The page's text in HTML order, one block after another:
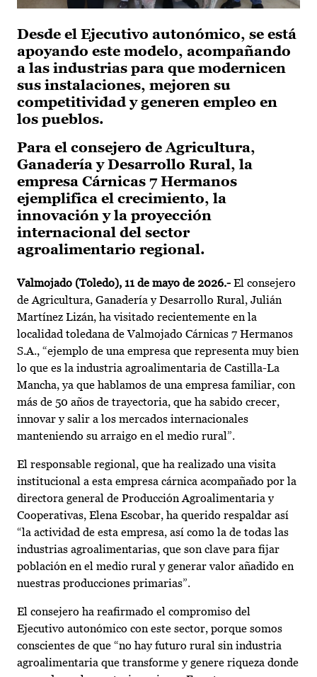
Desde el Ejecutivo autonómico, se está
apoyando este modelo, acompañando
a las industrias para que modernicen
sus instalaciones, mejoren su
competitividad y generen empleo en
los pueblos.
Para el consejero de Agricultura,
Ganadería y Desarrollo Rural, la
empresa Cárnicas 7 Hermanos
ejemplifica el crecimiento, la
innovación y la proyección
internacional del sector
agroalimentario regional.
Valmojado (Toledo), 11 de mayo de 2026.- El consejero
de Agricultura, Ganadería y Desarrollo Rural, Julián
Martínez Lizán, ha visitado recientemente en la
localidad toledana de Valmojado Cárnicas 7 Hermanos
S.A., “ejemplo de una empresa que representa muy bien
lo que es la industria agroalimentaria de Castilla-La
Mancha, ya que hablamos de una empresa familiar, con
más de 50 años de trayectoria, que ha sabido crecer,
innovar y salir a los mercados internacionales
manteniendo su arraigo en el medio rural”.
El responsable regional, que ha realizado una visita
institucional a esta empresa cárnica acompañado por la
directora general de Producción Agroalimentaria y
Cooperativas, Elena Escobar, ha querido respaldar así
“la actividad de esta empresa, así como la de todas las
industrias agroalimentarias, que son clave para fijar
población en el medio rural y generar valor añadido en
nuestras producciones primarias”.
El consejero ha reafirmado el compromiso del
Ejecutivo autonómico con este sector, porque somos
conscientes de que “no hay futuro rural sin industria
agroalimentaria que transforme y genere riqueza donde